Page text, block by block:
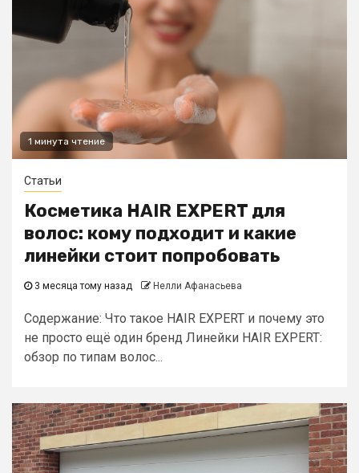
1 минута чтение
Статьи
Косметика HAIR EXPERT для
волос: кому подходит и какие
линейки стоит попробовать
3 месяца тому назад Нелли Афанасьева
Содержание: Что такое HAIR EXPERT и почему это
не просто ещё один бренд Линейки HAIR EXPERT:
обзор по типам волос...